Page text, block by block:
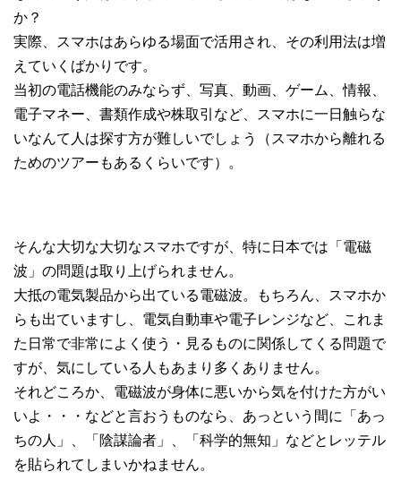
か？
実際、スマホはあらゆる場面で活用され、その利用法は増
えていくばかりです。
当初の電話機能のみならず、写真、動画、ゲーム、情報、
電子マネー、書類作成や株取引など、スマホに一日触らな
いなんて人は探す方が難しいでしょう（スマホから離れる
ためのツアーもあるくらいです）。
そんな大切な大切なスマホですが、特に日本では「電磁
波」の問題は取り上げられません。
大抵の電気製品から出ている電磁波。もちろん、スマホか
らも出ていますし、電気自動車や電子レンジなど、これま
た日常で非常によく使う・見るものに関係してくる問題で
すが、気にしている人もあまり多くありません。
それどころか、電磁波が身体に悪いから気を付けた方がい
いよ・・・などと言おうものなら、あっという間に「あっ
ちの人」、「陰謀論者」、「科学的無知」などとレッテル
を貼られてしまいかねません。